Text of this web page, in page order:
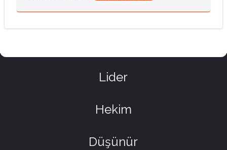
Lider
Hekim
Düşünür